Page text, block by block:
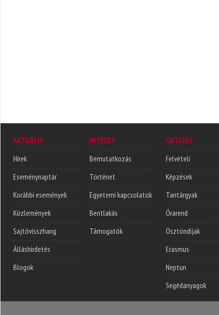
AKTUÁLIS
Hírek
Eseménynaptár
Korábbi események
Közlemények
Sajtóvisszhang
Álláshirdetés
Blogok
INTÉZET
Bemutatkozás
Történet
Egyetemi kapcsolatok
Bentlakás
Támogatók
OKTATÁS
Felvételi
Képzések
Tantárgyak
Órarend
Ösztöndíjak
Erasmus
Neptun
Segédanyagok